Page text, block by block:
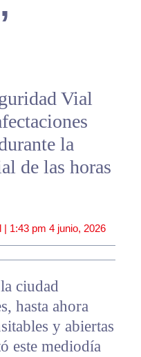
Vial
la
de las horas
| 1:43 pm 4 junio, 2026
ciudad
hasta ahora
y abiertas
este mediodía